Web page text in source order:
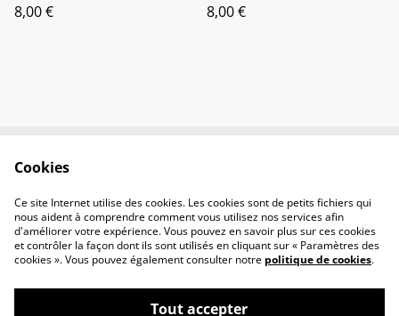
8,00 €
8,00 €
Politique de
confidentialité
Politique de cookies
Cookies
Ce site Internet utilise des cookies. Les cookies sont de petits fichiers qui
nous aident à comprendre comment vous utilisez nos services afin
d'améliorer votre expérience. Vous pouvez en savoir plus sur ces cookies
et contrôler la façon dont ils sont utilisés en cliquant sur « Paramètres des
cookies ». Vous pouvez également consulter notre politique de cookies.
Tout accepter